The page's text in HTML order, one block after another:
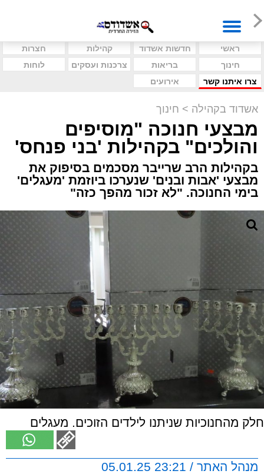
ראשי חדשות אשדוד קהילות
חצרות
חינוך
בריאות צרכנות ועסקים
לוחות
צרו איתנו קשר
אירועים
אשדוד בקהילה > חינוך
מבצעי חנוכה "מוסיפים
והולכים" בקהילות 'בני פנחס'
בקהילות הרב שרייבר מסכמים בסיפוק את
מבצעי 'אבות ובנים' שנערכו ביוזמת 'מעגלים'
בימי החנוכה. "לא זכור מהפך כזה"
חלק מהחנוכיות שניתנו לילדים הזוכים. מעגלים
מנהל האתר / 23:21 05.01.25